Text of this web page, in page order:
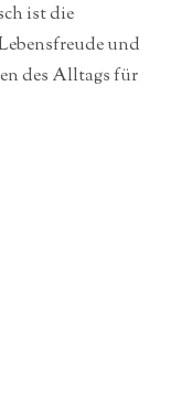
ist die
und
des Alltags für